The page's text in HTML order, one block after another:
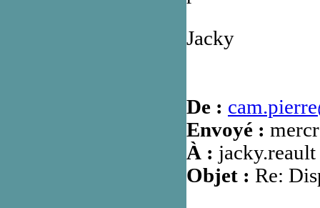
Jacky
De :
Envoyé :
À : jacky.reault
Objet : Re: